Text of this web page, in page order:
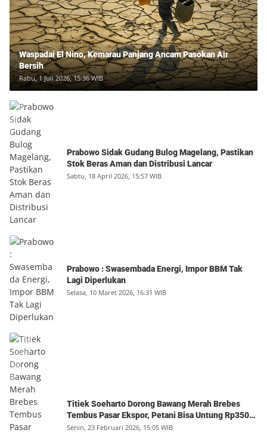
Waspadai El Nino, Kemarau Panjang Ancam Pasokan Air
Bersih
Rabu, 1 Juli 2026, 15:36 WIB
Prabowo Sidak Gudang Bulog Magelang, Pastikan
Stok Beras Aman dan Distribusi Lancar
Sabtu, 18 April 2026, 15:57 WIB
Prabowo : Swasembada Energi, Impor BBM Tak
Lagi Diperlukan
Selasa, 10 Maret 2026, 16:31 WIB
Titiek Soeharto Dorong Bawang Merah Brebes
Tembus Pasar Ekspor, Petani Bisa Untung Rp350
Juta per Hektare
Senin, 23 Februari 2026, 15:05 WIB